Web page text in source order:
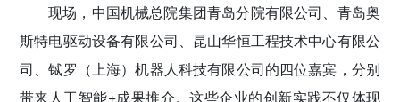
现场，中国机械总院集团青岛分院有限公司、青岛奥
斯特电驱动设备有限公司、昆山华恒工程技术中心有限公
司、铽罗（上海）机器人科技有限公司的四位嘉宾，分别
带来人工智能+成果推介。这些企业的创新实践不仅体现